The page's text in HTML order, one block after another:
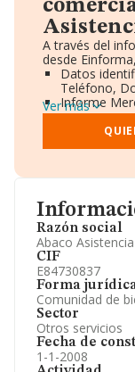
Razón social
Abaco Asistencia
CIF
E84730837
Forma
Comunidad de
Sector
Otros servicios
Fecha de
1-1-2008
A través del
desde
Datos
Teléfono,
Informe
Gráficos de
Consejo de
Directivos y
Información
Ver más